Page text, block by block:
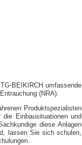
BEIKIRCH umfassende
(NRA).
Produktspezialisten
Einbausituationen und
diese Anlagen
lassen Sie sich schulen,